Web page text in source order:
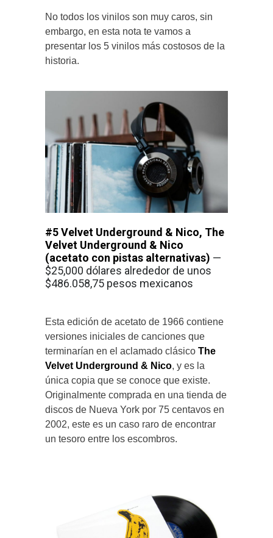
No todos los vinilos son muy caros, sin
embargo, en esta nota te vamos a
presentar los 5 vinilos más costosos de la
historia.
#5Velvet Underground & Nico, The
Velvet Underground & Nico
(acetato con pistas alternativas) —
$25,000 dólares alrededor de unos
$486.058,75 pesos mexicanos
Esta edición de acetato de 1966 contiene
versiones iniciales de canciones que
terminarían en el aclamado clásico The
Velvet Underground & Nico, y es la
única copia que se conoce que existe.
Originalmente comprada en una tienda de
discos de Nueva York por 75 centavos en
2002, este es un caso raro de encontrar
un tesoro entre los escombros.